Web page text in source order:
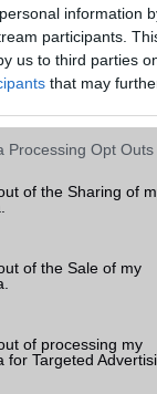
information
participants.
us to third parties
that may
website/app uses
or usage
to Google and its
specified
Processing Opt Outs
of the Sharing of
of the Sale of my
of processing my
for Targeted
van (alap
Excel,
ecompass
Nincs
1